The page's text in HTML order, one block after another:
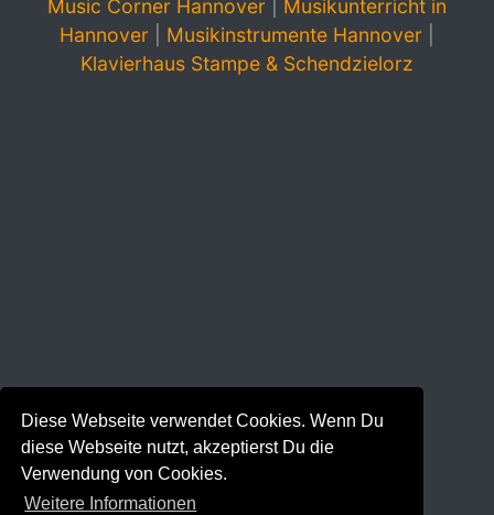
Diese Webseite verwendet Cookies. Wenn Du
diese Webseite nutzt, akzeptierst Du die
Verwendung von Cookies.
Weitere Informationen
Music Corner Hannover
Musikunterricht in
Hannover
Musikinstrumente Hannover
Klavierhaus Stampe & Schendzielorz